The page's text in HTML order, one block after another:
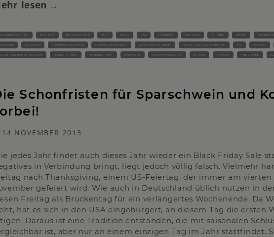
lesen
29.11.2013 PREISSCHLACHT SALE DEALS USA SHOPPING DOUGLAS TRIUMPH DIESEL
GROUPON SHOPPINGMARATHON ONLINE-AUSVERKAUF WEIHNACHTEN REISE- HOTEL- UND FLUGANBIETER TUI CONDOR
UND RAMADA HOTELS PLANET SPORTS RUNNERS POINT RUNTASTIC SPORTNAHRUNG.AT. SATURN LENOVO 1 MILLIONEN
Schonfristen für Sparschwein und
14 NOVEMBER 2013
jedes Jahr findet auch dieses Jahr wieder ein Black Friday Sale
in Verbindung bringt, liegt jedoch völlig falsch. Vielmehr
nach Thanksgiving, einem US-Feiertag, der immer am
gefeiert wird. Wie auch in Deutschland üblich nutzen in
Freitag als Brückentag für ein verlängertes Wochenende. Da
hat es sich in den USA eingebürgert, an diesem Tag die ersten
Daraus ist eine Tradition entstanden, die mit saisonalen
ist, aber nur an einem einzigen Tag im Jahr stattfindet.